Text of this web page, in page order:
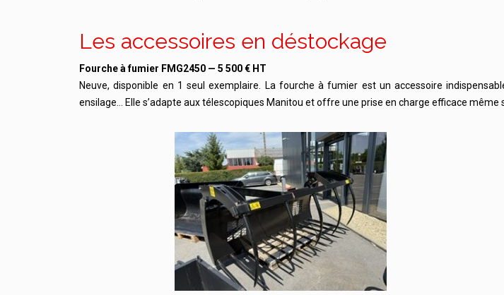
Les accessoires en déstockage
Fourche à fumier FMG2450 — 5 500 € HT
Neuve, disponible en 1 seul exemplaire. La fourche à fumier est un accessoire
ensilage… Elle s’adapte aux télescopiques Manitou et offre une prise en charge efficace